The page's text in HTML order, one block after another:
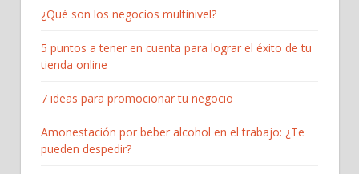
¿Qué son los negocios multinivel?
5 puntos a tener en cuenta para lograr el éxito de tu
tienda online
7 ideas para promocionar tu negocio
Amonestación por beber alcohol en el trabajo: ¿Te
pueden despedir?